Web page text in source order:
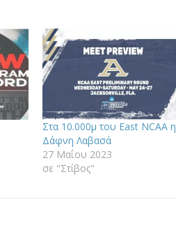
Στα 10.000μ του East NCAA η
Δάφνη Λαβασά
27 Μαΐου 2023
σε "Στίβος"